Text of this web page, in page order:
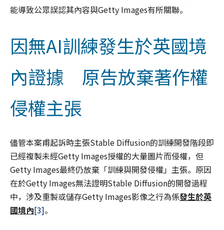
能導致公眾誤認其內容與Getty Images有所關聯。
因無AI訓練發生於英國境
內證據 原告放棄著作權
侵權主張
儘管本案甫起訴時主張Stable Diffusion的訓練開發階段即
已經複製未經Getty Images授權的大量圖片而侵權，但
Getty Images最終仍放棄「訓練與開發侵權」主張。原因
在於Getty Images無法證明Stable Diffusion的開發過程
中，涉及重製或儲存Getty Images影像之行為係發生於英
國境內[3]。